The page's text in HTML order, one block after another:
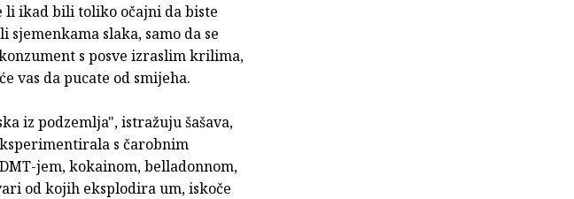
li ikad bili toliko očajni da biste
sjemenkama slaka, samo da se
s posve izraslim krilima,
vas da pucate od smijeha.
iz podzemlja", istražuju šašava,
s čarobnim
jem, kokainom, belladonnom,
od kojih eksplodira um, iskoče